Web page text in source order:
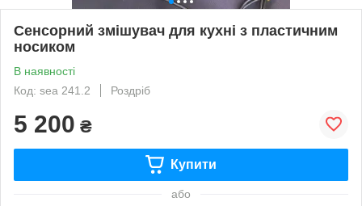
Сенсорний змішувач для кухні з пластичним
носиком
В наявності
Код: sea 241.2
Роздріб
5 200 ₴
Купити
або